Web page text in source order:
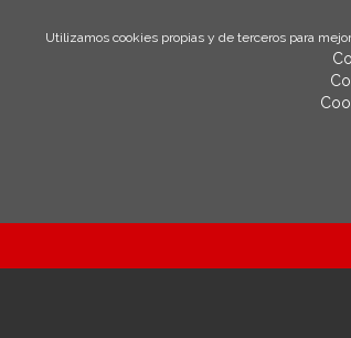
Utilizamos cookies propias y de terceros para